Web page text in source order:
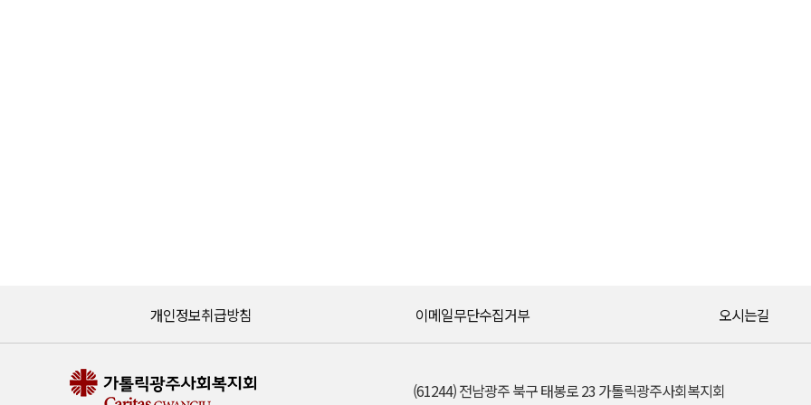
개인정보취급방침 이메일무단수집거부 오시는길
(61244) 전남광주 북구 태봉로 23 가톨릭광주사회복지회